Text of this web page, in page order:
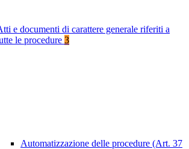
e documenti di carattere generale riferiti a
le procedure 3
Automatizzazione delle procedure (Art. 37